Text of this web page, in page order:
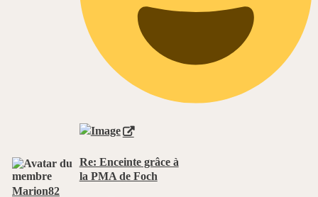
Re: Enceinte grâce à
la PMA de Foch
Marion82